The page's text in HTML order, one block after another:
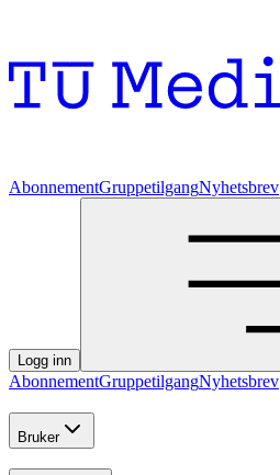
AbonnementGruppetilgangNyhetsbrev
Logg inn
AbonnementGruppetilgangNyhetsbrev
Bruker